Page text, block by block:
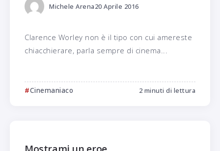
Michele Arena20 Aprile 2016
Clarence Worley non è il tipo con cui amereste
chiacchierare, parla sempre di cinema...
Cinemaniaco 2 minuti di lettura